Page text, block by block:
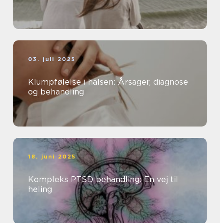
03. juli 2025
Klumpfølelse i halsen: Årsager, diagnose
og behandling
18. juni 2025
Kompleks PTSD behandling: En vej til
heling